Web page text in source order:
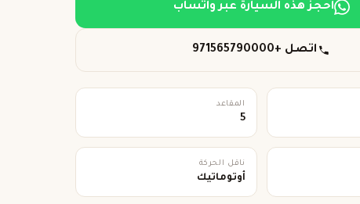
احجز هذه السيارة عبر واتساب
اتصل +971565790000
المقاعد
5
ناقل الحركة
أوتوماتيك